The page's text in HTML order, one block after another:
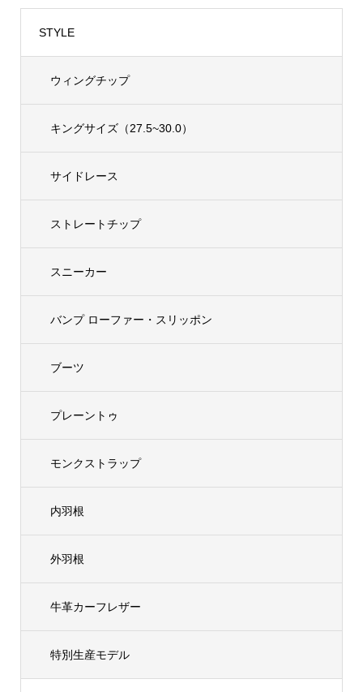
STYLE
ウィングチップ
キングサイズ（27.5~30.0）
サイドレース
ストレートチップ
スニーカー
バンプ ローファー・スリッポン
ブーツ
プレーントゥ
モンクストラップ
内羽根
外羽根
牛革カーフレザー
特別生産モデル